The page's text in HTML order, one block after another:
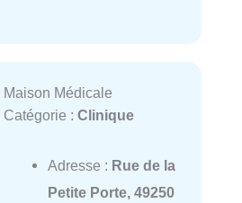
Maison Médicale
Catégorie : Clinique
Adresse : Rue de la
Petite Porte, 49250